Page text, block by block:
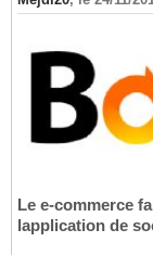
Le e-commerce
lapplication de